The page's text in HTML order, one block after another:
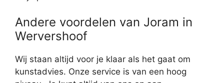
Andere voordelen van Joram in
Wervershoof
Wij staan altijd voor je klaar als het gaat om
kunstadvies. Onze service is van een hoog